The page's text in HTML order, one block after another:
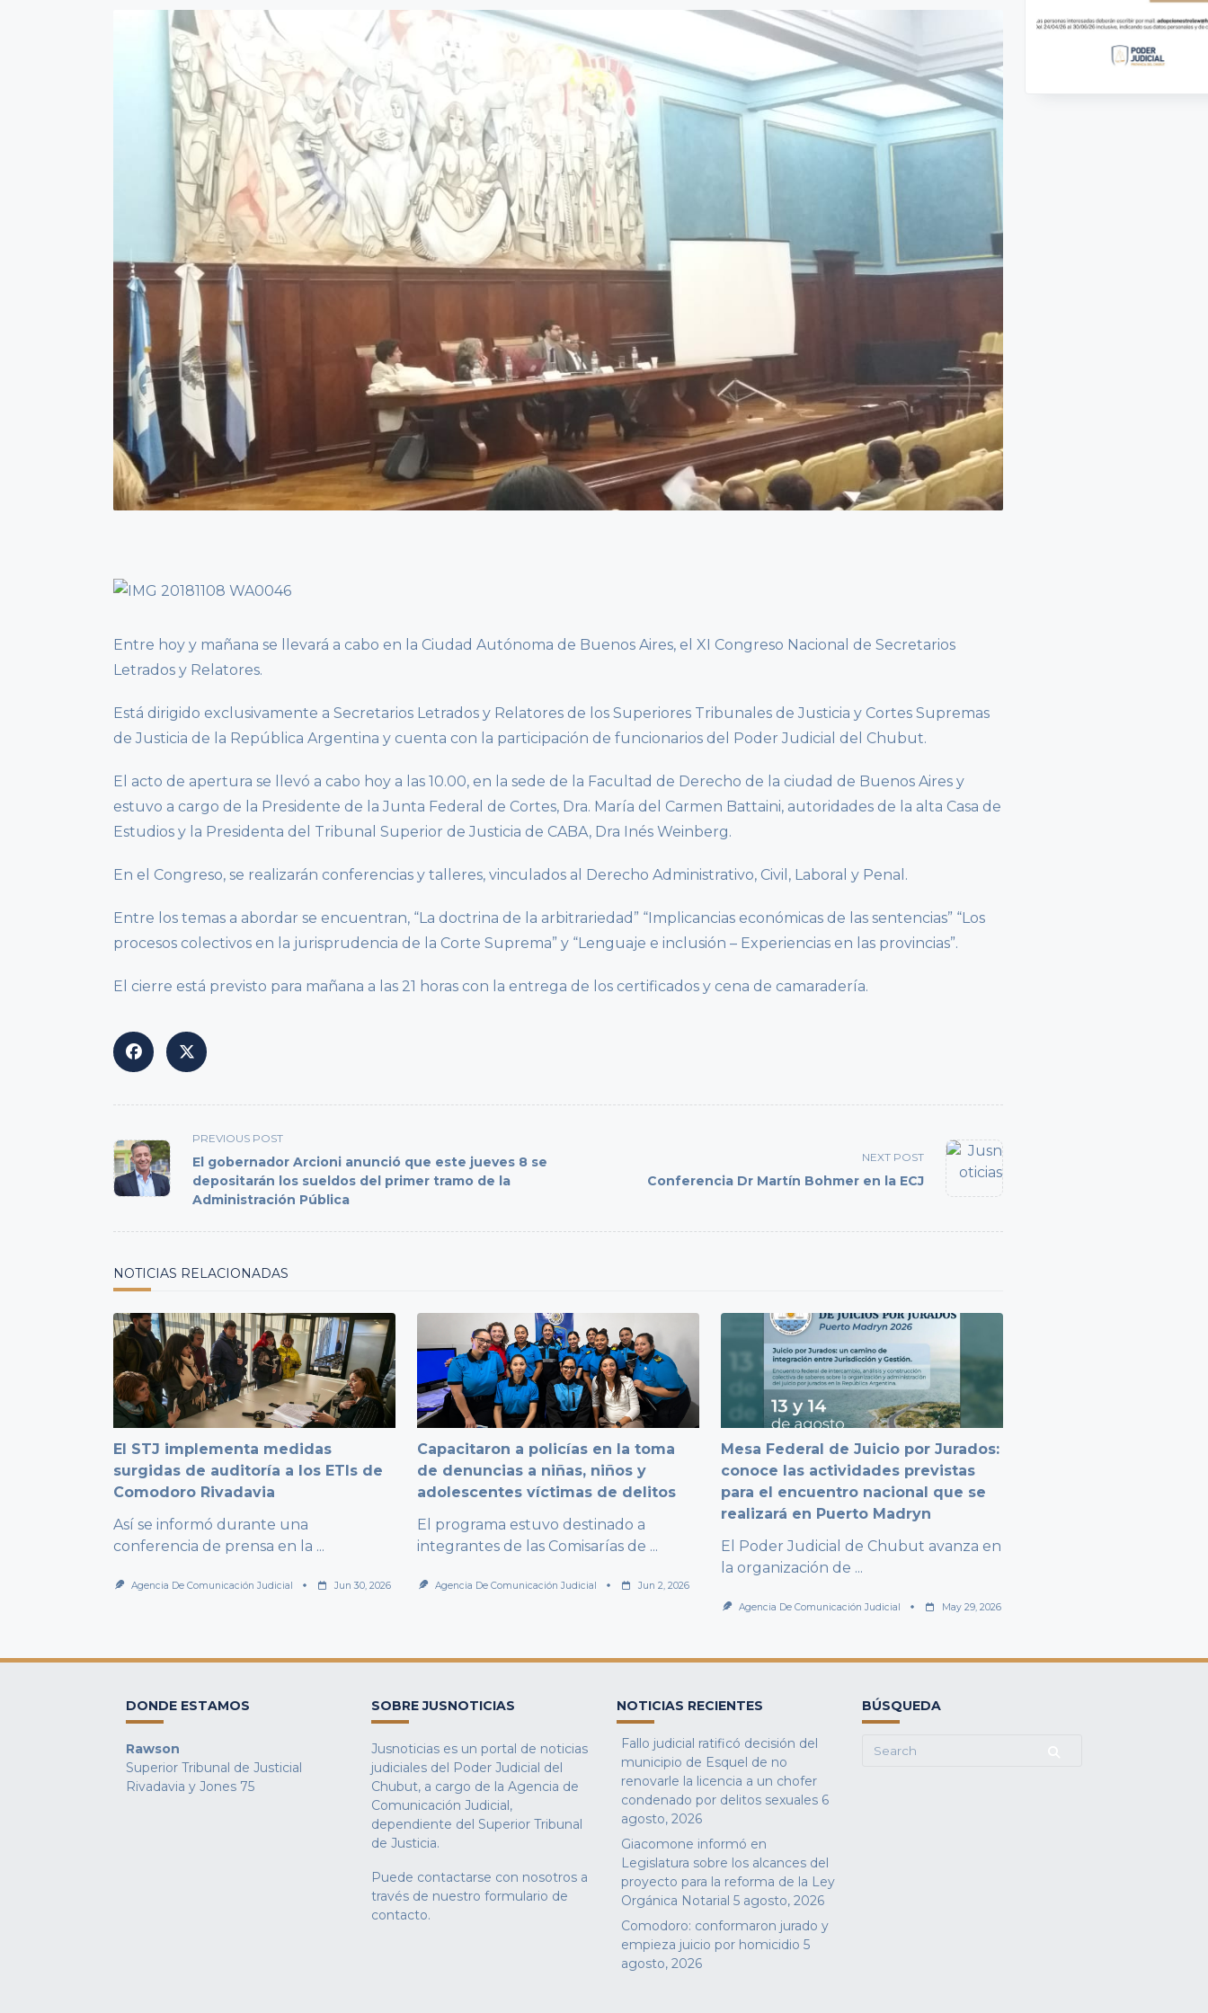
Entre hoy y mañana se llevará a cabo en la Ciudad Autónoma de Buenos Aires, el XI Congreso Nacional de Secretarios
Letrados y Relatores.
Está dirigido exclusivamente a Secretarios Letrados y Relatores de los Superiores Tribunales de Justicia y Cortes Supremas
de Justicia de la República Argentina y cuenta con la participación de funcionarios del Poder Judicial del Chubut.
El acto de apertura se llevó a cabo hoy a las 10.00, en la sede de la Facultad de Derecho de la ciudad de Buenos Aires y
estuvo a cargo de la Presidente de la Junta Federal de Cortes, Dra. María del Carmen Battaini, autoridades de la alta Casa de
Estudios y la Presidenta del Tribunal Superior de Justicia de CABA, Dra Inés Weinberg.
En el Congreso, se realizarán conferencias y talleres, vinculados al Derecho Administrativo, Civil, Laboral y Penal.
Entre los temas a abordar se encuentran, “La doctrina de la arbitrariedad” “Implicancias económicas de las sentencias” “Los
procesos colectivos en la jurisprudencia de la Corte Suprema” y “Lenguaje e inclusión – Experiencias en las provincias”.
El cierre está previsto para mañana a las 21 horas con la entrega de los certificados y cena de camaradería.
<span
class="nav-
subtitle
screen-
PREVIOUS POST
El gobernador Arcioni anunció que este jueves 8 se
depositarán los sueldos del primer tramo de la
Administración Pública
NEXT POST
Conferencia Dr Martín Bohmer en la ECJ
NOTICIAS RELACIONADAS
El STJ implementa medidas
surgidas de auditoría a los ETIs de
Comodoro Rivadavia
Así se informó durante una
conferencia de prensa en la ...
Agencia De Comunicación Judicial Jun 30, 2026
Capacitaron a policías en la toma
de denuncias a niñas, niños y
adolescentes víctimas de delitos
El programa estuvo destinado a
integrantes de las Comisarías de ...
Agencia De Comunicación Judicial Jun 2, 2026
Mesa Federal de Juicio por Jurados:
conoce las actividades previstas
para el encuentro nacional que se
realizará en Puerto Madryn
El Poder Judicial de Chubut avanza en
la organización de ...
Agencia De Comunicación Judicial May 29, 2026
DONDE ESTAMOS
Rawson
Superior Tribunal de Justicial
Rivadavia y Jones 75
SOBRE JUSNOTICIAS
Jusnoticias es un portal de noticias
judiciales del Poder Judicial del
Chubut, a cargo de la Agencia de
Comunicación Judicial,
dependiente del Superior Tribunal
de Justicia.
Puede contactarse con nosotros a
través de nuestro formulario de
contacto.
NOTICIAS RECIENTES
Fallo judicial ratificó decisión del
municipio de Esquel de no
renovarle la licencia a un chofer
condenado por delitos sexuales 6
agosto, 2026
Giacomone informó en
Legislatura sobre los alcances del
proyecto para la reforma de la Ley
Orgánica Notarial 5 agosto, 2026
Comodoro: conformaron jurado y
empieza juicio por homicidio 5
agosto, 2026
BÚSQUEDA
Search